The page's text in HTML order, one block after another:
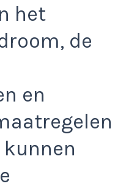
het
de
en